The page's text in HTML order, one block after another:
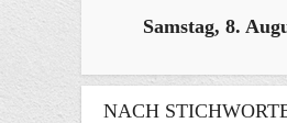
Samstag, 8.
NACH